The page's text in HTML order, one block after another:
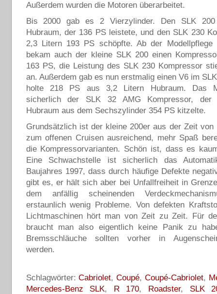
Außerdem wurden die Motoren überarbeitet.
Bis 2000 gab es 2 Vierzylinder. Den SLK
Hubraum, der 136 PS leistete, und den SLK 230
2,3 Litern 193 PS schöpfte. Ab der
bekam auch der kleine SLK 200 einen
163 PS, die Leistung des SLK 230 Kompressor
an. Außerdem gab es nun erstmalig einen V6 im
holte 218 PS aus 3,2 Litern Hubraum. Das
sicherlich der SLK 32 AMG Kompressor, der
Hubraum aus dem Sechszylinder 354 PS kitzelte.
Grundsätzlich ist der kleine 200er aus der Zeit von
zum offenen Cruisen ausreichend, mehr Spaß
die Kompressorvarianten. Schön ist, dass es
Eine Schwachstelle ist sicherlich das
Baujahres 1997, dass durch häufige Defekte
gibt es, er hält sich aber bei Unfallfreiheit in
dem anfällig scheinenden
erstaunlich wenig Probleme. Von defekten
Lichtmaschinen hört man von Zeit zu Zeit. Für
braucht man also eigentlich keine Panik zu
Bremsschläuche sollten vorher in
werden.
Schlagwörter:Cabriolet, Coupé, Coupé-Cabriolet,
Mercedes-Benz SLK, R 170, Roadster, SLK